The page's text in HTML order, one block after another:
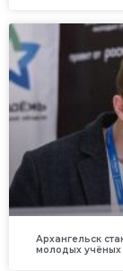
Архангельск
молодых учёных